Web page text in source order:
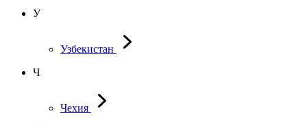
У
Узбекистан
Ч
Чехия